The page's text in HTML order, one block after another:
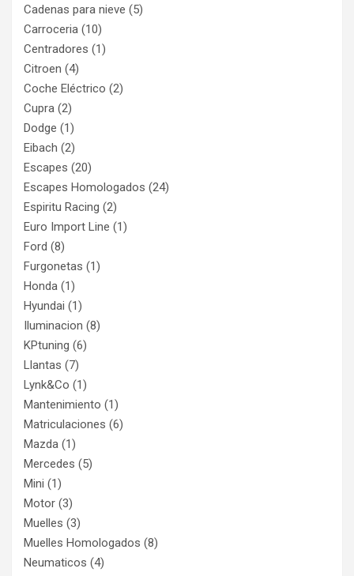
Cadenas para nieve (5)
Carroceria (10)
Centradores (1)
Citroen (4)
Coche Eléctrico (2)
Cupra (2)
Dodge (1)
Eibach (2)
Escapes (20)
Escapes Homologados (24)
Espiritu Racing (2)
Euro Import Line (1)
Ford (8)
Furgonetas (1)
Honda (1)
Hyundai (1)
Iluminacion (8)
KPtuning (6)
Llantas (7)
Lynk&Co (1)
Mantenimiento (1)
Matriculaciones (6)
Mazda (1)
Mercedes (5)
Mini (1)
Motor (3)
Muelles (3)
Muelles Homologados (8)
Neumaticos (4)